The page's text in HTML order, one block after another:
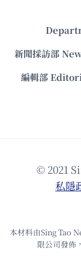
新聞採訪部
編輯部
© 2021
私隱
本材料由Sing Tao
限公司發佈